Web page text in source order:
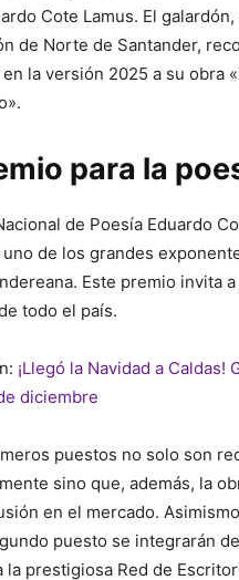
Cote Lamus. El
de Norte de Santander,
la versión 2025 a su obra
para la
de Poesía Eduardo
de los grandes
Este premio invita
todo el país.
¡Llegó la Navidad a Caldas!
diciembre
puestos no solo son
sino que, además, la
en el mercado.
puesto se integrarán
la prestigiosa Red de